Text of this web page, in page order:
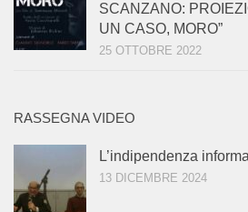
SCANZANO:
UN CASO, MORO”
25 OTTOBRE 2022
RASSEGNA VIDEO
L’indipendenza
13 DICEMBRE 2024